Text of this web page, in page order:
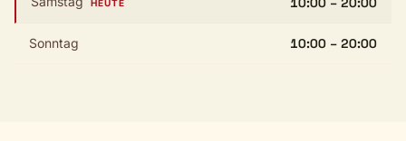
HEUTE
Sonntag 10:00 – 20:00